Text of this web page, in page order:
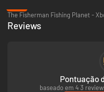
The Fisherman Fishing Planet -
Reviews
Pontuação
baseado em 4 3